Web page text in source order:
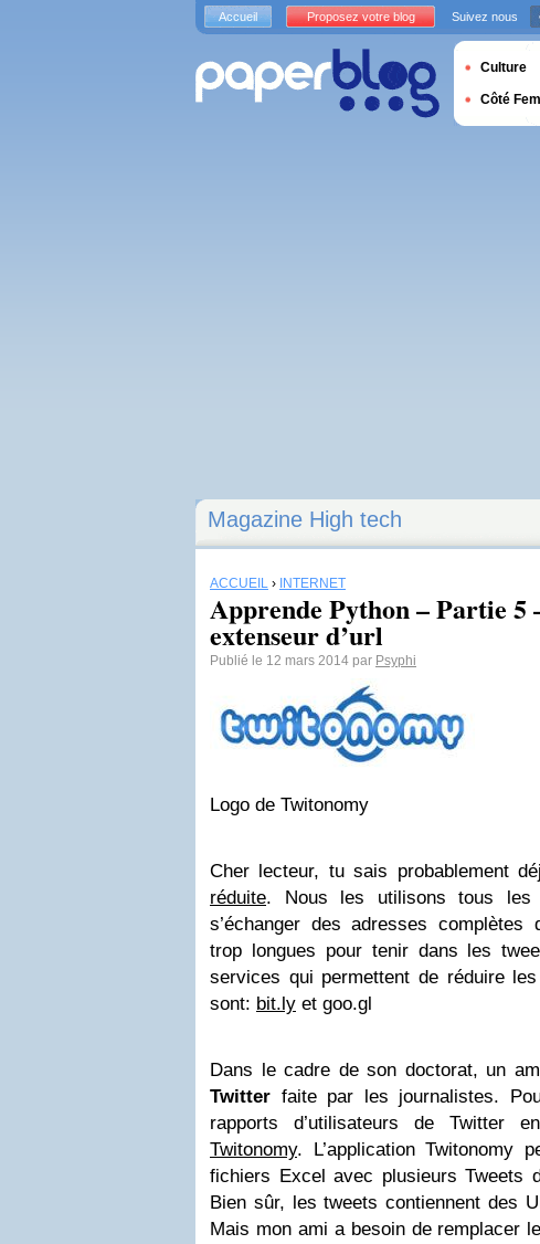
Magazine High tech
ACCUEIL › INTERNET
Apprende Python – Partie 5
extenseur d’url
Publié le 12 mars 2014 par Psyphi
Logo de Twitonomy
Cher lecteur, tu sais probablement
réduite. Nous les utilisons tous les
s’échanger des adresses
trop longues pour tenir dans les
services qui permettent de réduire
sont: bit.ly et goo.gl
Dans le cadre de son doctorat, un
Twitter faite par les journalistes.
rapports d’utilisateurs de Twitter
Twitonomy. L’application Twitonomy
fichiers Excel avec plusieurs Tweets
Bien sûr, les tweets contiennent des
Mais mon ami a besoin de remplacer
Accueil Proposez votre blog Suivez nous
Culture
Côté